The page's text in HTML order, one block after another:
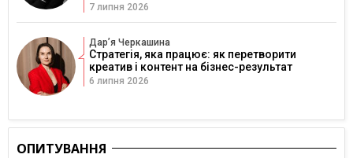
7 липня 2026
Дарʼя Черкашина
Стратегія, яка працює: як перетворити
креатив і контент на бізнес-результат
6 липня 2026
ОПИТУВАННЯ